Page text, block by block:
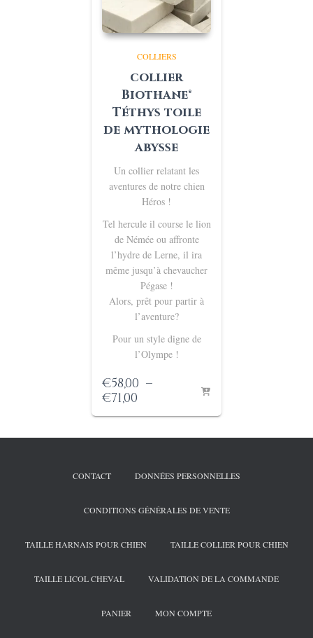
COLLIERS
collier
Biothane®
Téthys toile
de mythologie
abysse
Un collier relatant les
aventures de notre chien
Héros !
Tel hercule il course le lion
de Némée ou affronte
l’hydre de Lerne, il ira
même jusqu’à chevaucher
Pégase !
Alors, prêt pour partir à
l’aventure?
Pour un style digne de
l’Olympe !
€58,00 –
€71,00
de
€58,00
€71,00
CONTACT DONNÉES PERSONNELLES
CONDITIONS GÉNÉRALES DE VENTE
TAILLE HARNAIS POUR CHIEN TAILLE COLLIER POUR CHIEN
TAILLE LICOL CHEVAL VALIDATION DE LA COMMANDE
PANIER MON COMPTE